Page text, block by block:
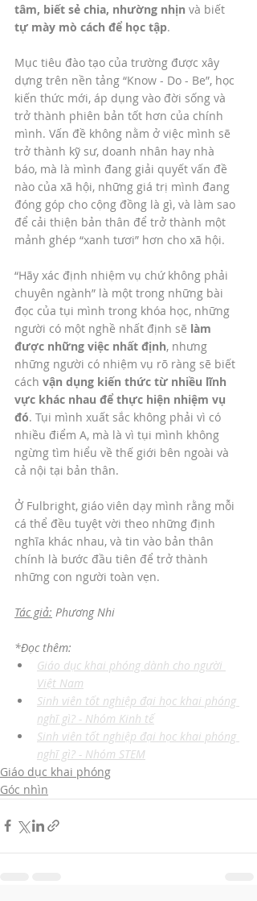
tâm, biết sẻ chia, nhường nhịn và biết
tự mày mò cách để học tập.
Mục tiêu đào tạo của trường được xây
dựng trên nền tảng “Know - Do - Be”, học
kiến thức mới, áp dụng vào đời sống và
trở thành phiên bản tốt hơn của chính
mình. Vấn đề không nằm ở việc mình sẽ
trở thành kỹ sư, doanh nhân hay nhà
báo, mà là mình đang giải quyết vấn đề
nào của xã hội, những giá trị mình đang
đóng góp cho cộng đồng là gì, và làm sao
để cải thiện bản thân để trở thành một
mảnh ghép “xanh tươi” hơn cho xã hội.
“Hãy xác định nhiệm vụ chứ không phải
chuyên ngành” là một trong những bài
đọc của tụi mình trong khóa học, những
người có một nghề nhất định sẽ làm
được những việc nhất định, nhưng
những người có nhiệm vụ rõ ràng sẽ biết
cách vận dụng kiến thức từ nhiều lĩnh
vực khác nhau để thực hiện nhiệm vụ
đó. Tụi mình xuất sắc không phải vì có
nhiều điểm A, mà là vì tụi mình không
ngừng tìm hiểu về thế giới bên ngoài và
cả nội tại bản thân.
Ở Fulbright, giáo viên dạy mình rằng mỗi
cá thể đều tuyệt vời theo những định
nghĩa khác nhau, và tin vào bản thân
chính là bước đầu tiên để trở thành
những con người toàn vẹn.
Tác giả: Phương Nhi
*Đọc thêm:
Giáo dục khai phóng dành cho người
Việt Nam
Sinh viên tốt nghiệp đại học khai phóng
nghĩ gì? - Nhóm Kinh tế
Sinh viên tốt nghiệp đại học khai phóng
nghĩ gì? - Nhóm STEM
Giáo dục khai phóng
Góc nhìn